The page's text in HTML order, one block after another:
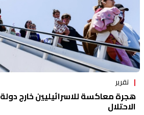
تقرير
هجرة معاكسة للاسرائيليين خارج دولة
الاحتلال